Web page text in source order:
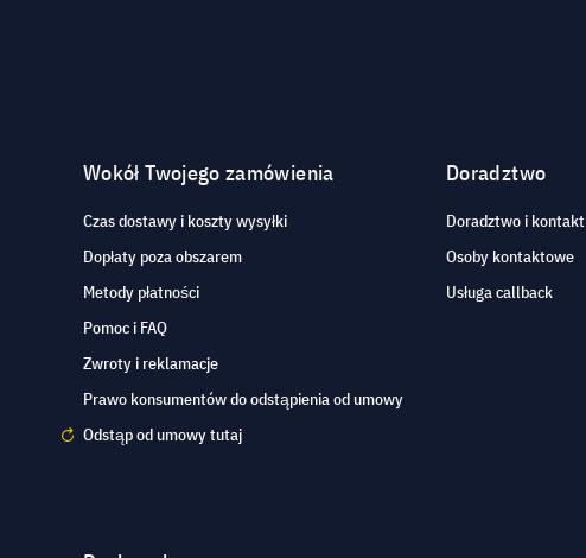
Wokół Twojego zamówienia
Czas dostawy i koszty wysyłki
Dopłaty poza obszarem
Metody płatności
Pomoc i FAQ
Zwroty i reklamacje
Prawo konsumentów do odstąpienia od umowy
Odstąp od umowy tutaj
Doradztwo
Doradztwo i kontakt
Osoby kontaktowe
Usługa callback